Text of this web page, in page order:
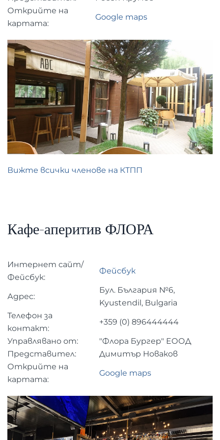
Открийте на
картата:
Google maps
Вижте всички членове на КТПП
Кафе-аперитив ФЛОРА
Интернет сайт/
Фейсбук:
Фейсбук
Адрес:
Бул. България №6,
Kyustendil, Bulgaria
Телефон за
контакт:
+359 (0) 896444444
Управлявано от:
"Флора Бургер" ЕООД
Представител:
Димитър Новаков
Открийте на
картата:
Google maps